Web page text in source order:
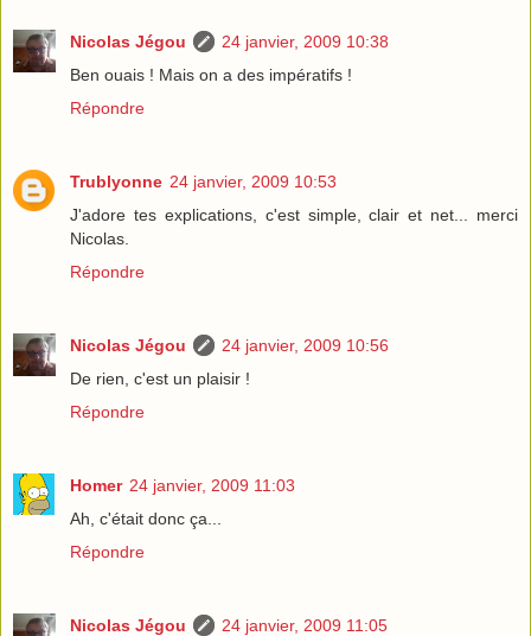
Nicolas Jégou
24 janvier, 2009 10:38
Ben ouais ! Mais on a des impératifs !
Répondre
Trublyonne 24 janvier, 2009 10:53
J'adore tes explications, c'est simple, clair et net... merci
Nicolas.
Répondre
Nicolas Jégou
24 janvier, 2009 10:56
De rien, c'est un plaisir !
Répondre
Homer 24 janvier, 2009 11:03
Ah, c'était donc ça...
Répondre
Nicolas Jégou
24 janvier, 2009 11:05